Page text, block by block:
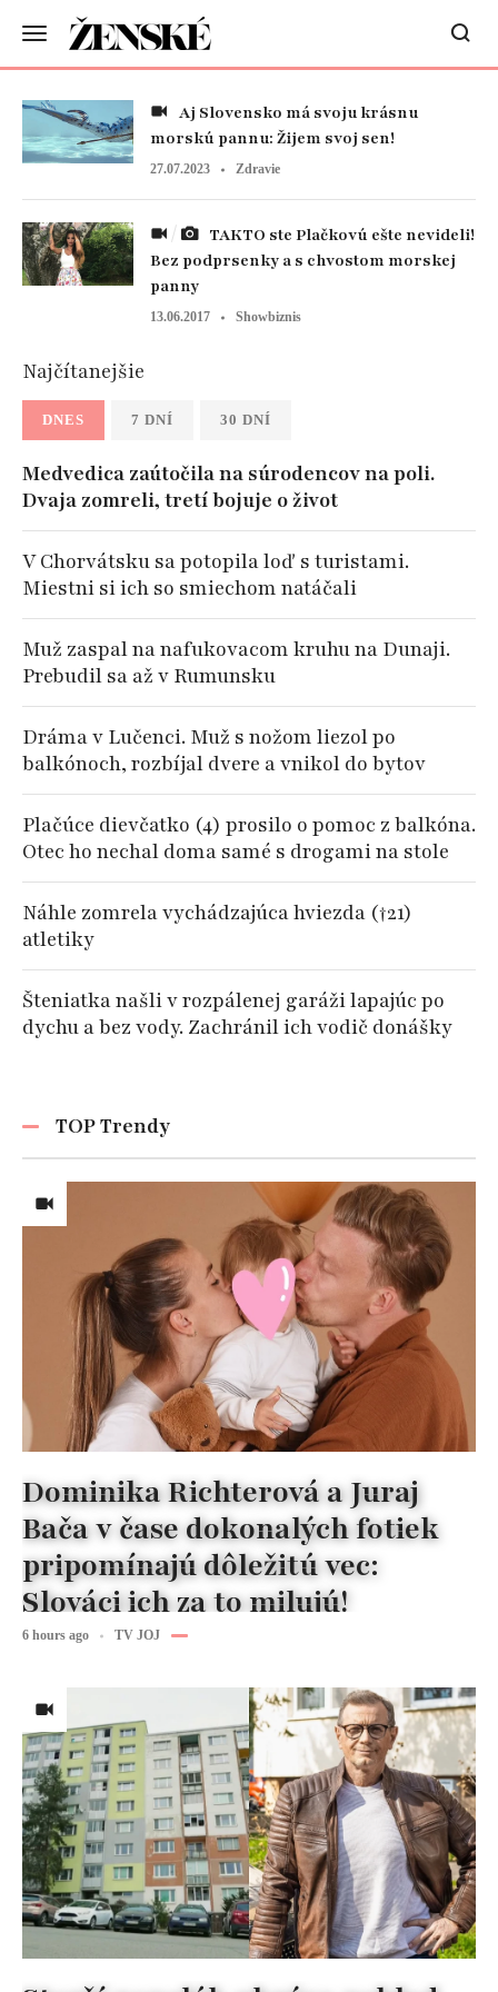
morskú pannu: Žijem svoj sen!
27.07.2023 Zdravie
Bez podprsenky a s chvostom morskej
panny
13.06.2017 Showbiznis
Najčítanejšie
DNES 7 DNÍ 30 DNÍ
Medvedica zaútočila na súrodencov na poli.
Dvaja zomreli, tretí bojuje o život
V Chorvátsku sa potopila loď s turistami.
Miestni si ich so smiechom natáčali
Muž zaspal na nafukovacom kruhu na Dunaji.
Prebudil sa až v Rumunsku
Dráma v Lučenci. Muž s nožom liezol po
balkónoch, rozbíjal dvere a vnikol do bytov
Plačúce dievčatko (4) prosilo o pomoc z balkóna.
Otec ho nechal doma samé s drogami na stole
Náhle zomrela vychádzajúca hviezda (†21)
atletiky
Šteniatka našli v rozpálenej garáži lapajúc po
dychu a bez vody. Zachránil ich vodič donášky
TOP Trendy
Dominika Richterová a Juraj
Bača v čase dokonalých fotiek
pripomínajú dôležitú vec:
Slováci ich za to milujú!
6 hours ago TV JOJ